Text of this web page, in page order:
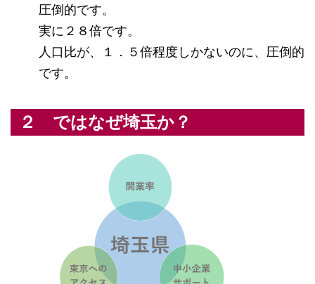
圧倒的です。
実に２８倍です。
人口比が、１．５倍程度しかないのに、圧倒的
です。
２ ではなぜ埼玉か？